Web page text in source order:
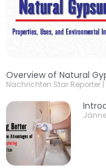
Overview of Natural
Nachrichten Star Reporter